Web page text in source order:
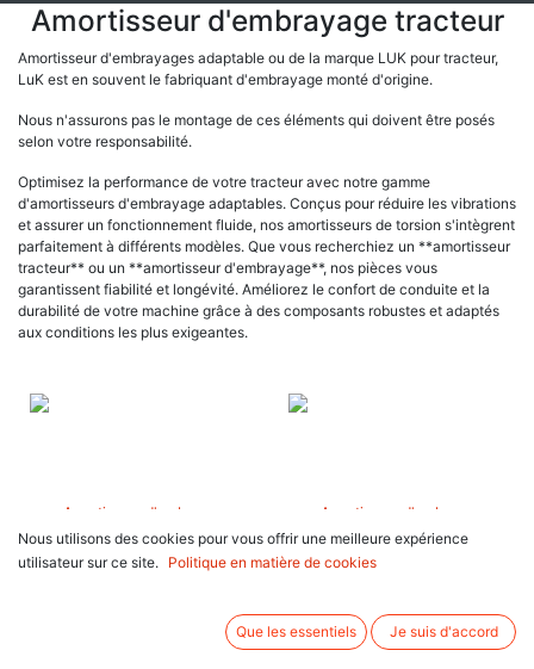
Amortisseur d'embrayage tracteur
Amortisseur d'embrayages adaptable ou de la marque LUK pour tracteur,
LuK est en souvent le fabriquant d'embrayage monté d'origine.
Nous n'assurons pas le montage de ces éléments qui doivent être posés
selon votre responsabilité.
Optimisez la performance de votre tracteur avec notre gamme
d'amortisseurs d'embrayage adaptables. Conçus pour réduire les vibrations
et assurer un fonctionnement fluide, nos amortisseurs de torsion s'intègrent
parfaitement à différents modèles. Que vous recherchiez un **amortisseur
tracteur** ou un **amortisseur d'embrayage**, nos pièces vous
garantissent fiabilité et longévité. Améliorez le confort de conduite et la
durabilité de votre machine grâce à des composants robustes et adaptés
aux conditions les plus exigeantes.
Amortisseur d'embrayage Ford
New Holland 35 TL Fiat L Case IHC
Amortisseur d'embrayage Ford
New Holland TL Case IHC JX,
Nous utilisons des cookies pour vous offrir une meilleure expérience
utilisateur sur ce site.
Politique en matière de cookies
Que les essentiels Je suis d'accord